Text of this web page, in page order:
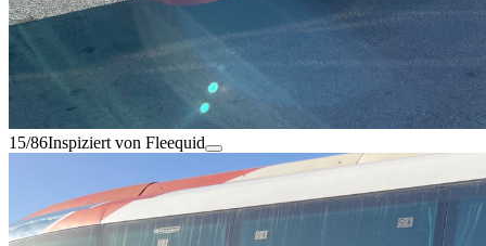
15/86Inspiziert von Fleequid